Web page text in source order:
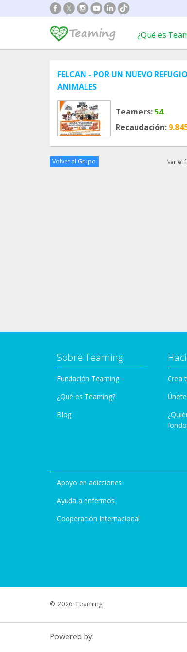
¿Qué es
FELCAN - POR UN NUEVO
ANIMALES
Teamers: 54
Recaudación:
Volver al Grupo Ver el
Sobre Teaming
Fundación Teaming
¿Qué es Teaming?
Blog
Crea
Apoyo en adicciones
Ayuda a enfermos
Cooperación Internacional
© 2026 Teaming
Powered by: